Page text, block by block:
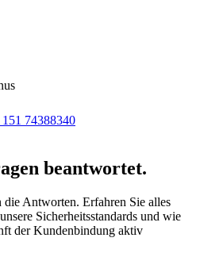
74388340
beantwortet.
die Antworten. Erfahren Sie alles
Sicherheitsstandards und wie
der Kundenbindung aktiv